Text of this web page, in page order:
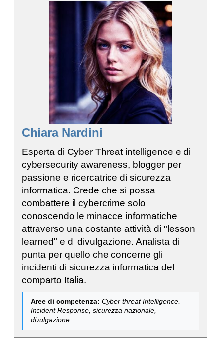
Chiara Nardini
Esperta di Cyber Threat intelligence e di
cybersecurity awareness, blogger per
passione e ricercatrice di sicurezza
informatica. Crede che si possa
combattere il cybercrime solo
conoscendo le minacce informatiche
attraverso una costante attività di "lesson
learned" e di divulgazione. Analista di
punta per quello che concerne gli
incidenti di sicurezza informatica del
comparto Italia.
Aree di competenza: Cyber threat Intelligence,
Incident Response, sicurezza nazionale,
divulgazione